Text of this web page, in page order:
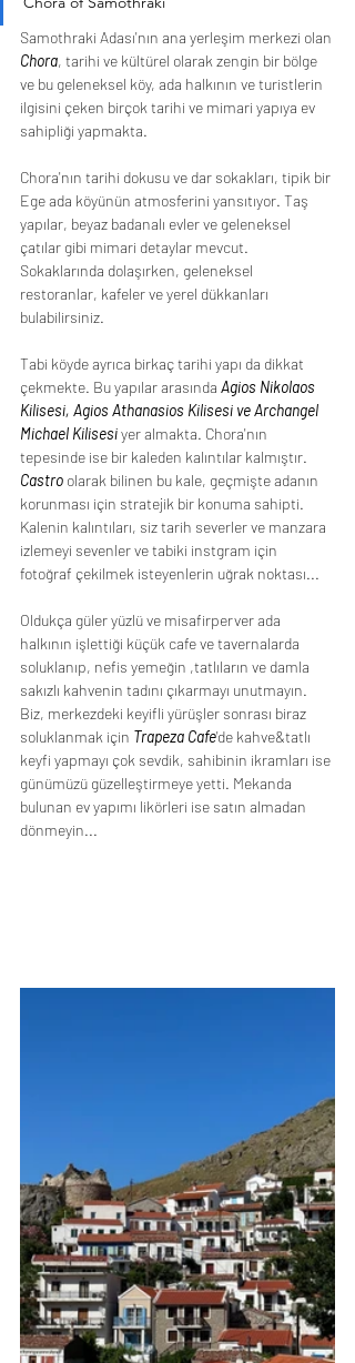
Samothraki Adası'nın ana yerleşim merkezi olan
Chora, tarihi ve kültürel olarak zengin bir bölge
ve bu geleneksel köy, ada halkının ve turistlerin
ilgisini çeken birçok tarihi ve mimari yapıya ev
sahipliği yapmakta.
Chora'nın tarihi dokusu ve dar sokakları, tipik bir
Ege ada köyünün atmosferini yansıtıyor. Taş
yapılar, beyaz badanalı evler ve geleneksel
çatılar gibi mimari detaylar mevcut.
Sokaklarında dolaşırken, geleneksel
restoranlar, kafeler ve yerel dükkanları
bulabilirsiniz.
Tabi köyde ayrıca birkaç tarihi yapı da dikkat
çekmekte. Bu yapılar arasında Agios Nikolaos
Kilisesi, Agios Athanasios Kilisesi ve Archangel
Michael Kilisesi yer almakta. Chora'nın
tepesinde ise bir kaleden kalıntılar kalmıştır.
Castro olarak bilinen bu kale, geçmişte adanın
korunması için stratejik bir konuma sahipti.
Kalenin kalıntıları, siz tarih severler ve manzara
izlemeyi sevenler ve tabiki instgram için
fotoğraf çekilmek isteyenlerin uğrak noktası...
Oldukça güler yüzlü ve misafirperver ada
halkının işlettiği küçük cafe ve tavernalarda
soluklanıp, nefis yemeğin ,tatlıların ve damla
sakızlı kahvenin tadını çıkarmayı unutmayın.
Biz, merkezdeki keyifli yürüşler sonrası biraz
soluklanmak için Trapeza Cafe'de kahve&tatlı
keyfi yapmayı çok sevdik, sahibinin ikramları ise
günümüzü güzelleştirmeye yetti. Mekanda
bulunan ev yapımı likörleri ise satın almadan
dönmeyin...